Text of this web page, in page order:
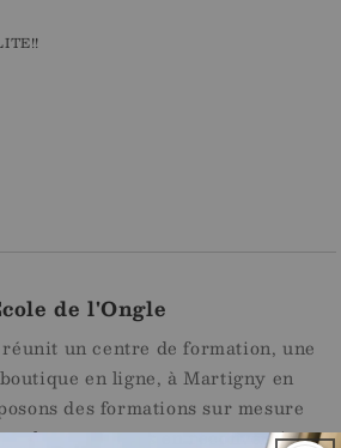
de l'Ongle
un centre de formation, une
en ligne, à Martigny en
des formations sur mesure
les personnes en reconversion